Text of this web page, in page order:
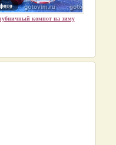
компот на зиму